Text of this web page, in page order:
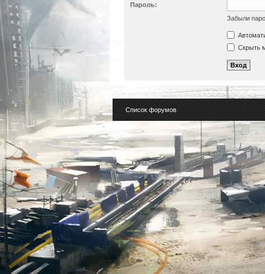
Пароль:
Забыли
Скрыть
Список форумов